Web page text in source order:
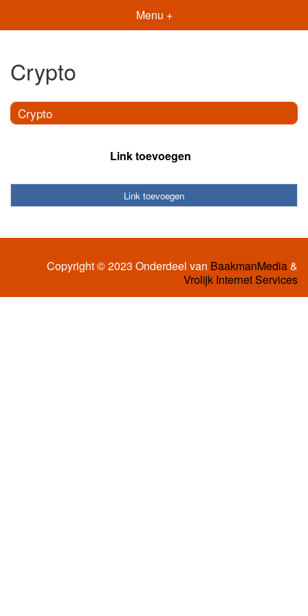
Menu +
Crypto
Crypto
Link toevoegen
Link toevoegen
Copyright © 2023 Onderdeel van BaakmanMedia&
Vrolijk Internet Services